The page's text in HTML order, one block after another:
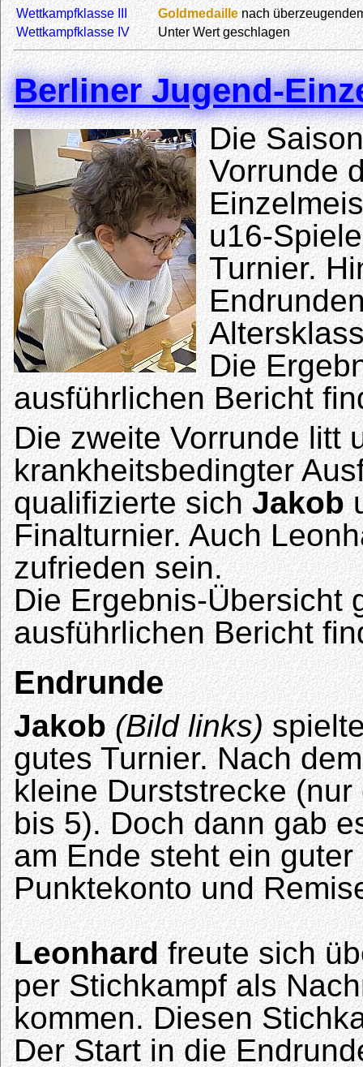
Wettkampfklasse III Goldmedaillenach
Wettkampfklasse IV
Unter Wert geschlagen
Berliner Jugend-
Die
Vorrunde
u16-
Turnier.
Die
ausführlichen Bericht
Die zweite Vorrunde litt
krankheitsbedingter
qualifizierte sichJakob
Finalturnier. Auch
zufrieden sein.
Die Ergebnis-Übersicht
ausführlichen Bericht
Endrunde
Jakob (Bild links)
gutes Turnier. Nach
kleine Durststrecke
bis 5). Doch dann gab
am Ende steht ein
Punktekonto und
Leonhardfreute sich
per Stichkampf als
kommen. Diesen
Der Start in die